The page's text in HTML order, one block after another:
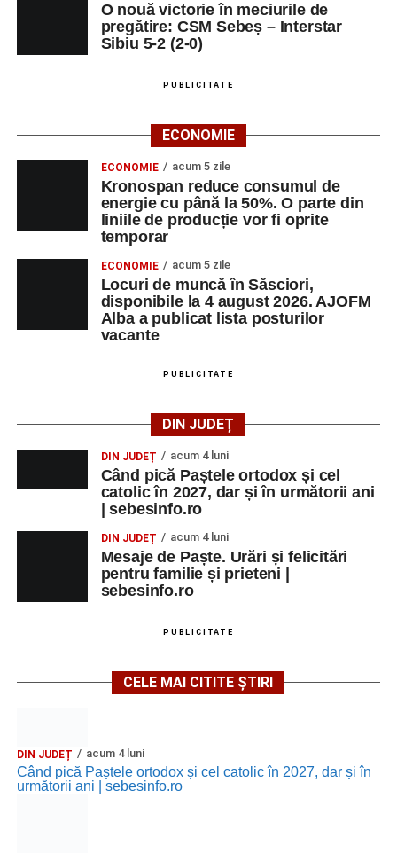
O nouă victorie în meciurile de
pregătire: CSM Sebeș – Interstar
Sibiu 5-2 (2-0)
PUBLICITATE
ECONOMIE
ECONOMIE acum 5 zile
Kronospan reduce consumul de
energie cu până la 50%. O parte din
liniile de producție vor fi oprite
temporar
ECONOMIE acum 5 zile
Locuri de muncă în Săsciori,
disponibile la 4 august 2026. AJOFM
Alba a publicat lista posturilor
vacante
PUBLICITATE
DIN JUDEȚ
DIN JUDEȚ acum 4 luni
Când pică Paștele ortodox și cel
catolic în 2027, dar și în următorii ani
| sebesinfo.ro
DIN JUDEȚ acum 4 luni
Mesaje de Paște. Urări și felicitări
pentru familie și prieteni |
sebesinfo.ro
PUBLICITATE
CELE MAI CITITE ȘTIRI
DIN JUDEȚ acum 4 luni
Când pică Paștele ortodox și cel catolic în 2027, dar și în
următorii ani | sebesinfo.ro